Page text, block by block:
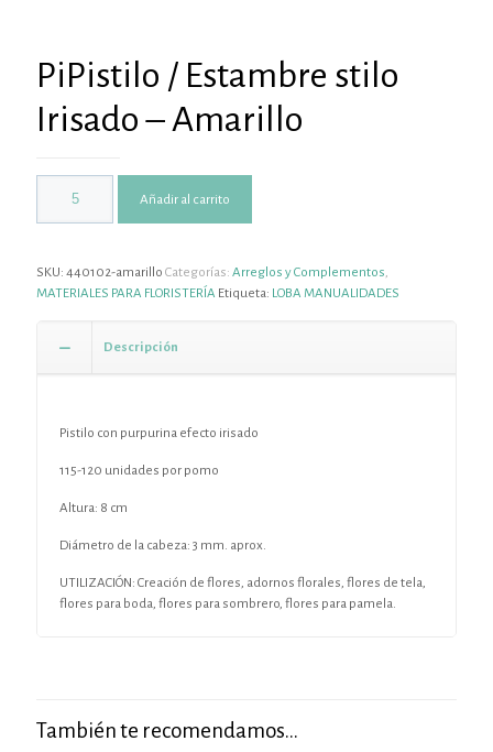
PiPistilo / Estambre stilo
Irisado – Amarillo
Añadir al carrito
SKU: 440102-amarillo Categorías: Arreglos y Complementos,
MATERIALES PARA FLORISTERÍA Etiqueta: LOBA MANUALIDADES
Descripción
Pistilo con purpurina efecto irisado
115-120 unidades por pomo
Altura: 8 cm
Diámetro de la cabeza: 3 mm. aprox.
UTILIZACIÓN: Creación de flores, adornos florales, flores de tela,
flores para boda, flores para sombrero, flores para pamela.
También te recomendamos…